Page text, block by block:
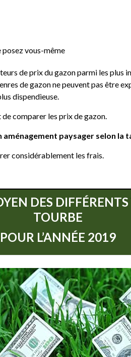
posez vous-même
de prix du gazon parmi les
de gazon ne peuvent pas être
dispendieuse.
comparer les prix de gazon.
paysager selon la
considérablement les frais.
DES DIFFÉRENTS
TOURBE
POUR L’ANNÉE 2019